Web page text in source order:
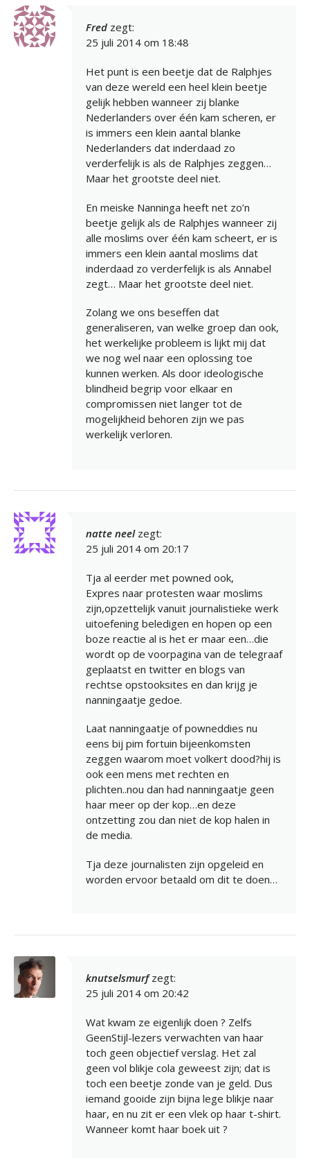
Fred zegt:
25 juli 2014 om 18:48
Het punt is een beetje dat de Ralphjes
van deze wereld een heel klein beetje
gelijk hebben wanneer zij blanke
Nederlanders over één kam scheren, er
is immers een klein aantal blanke
Nederlanders dat inderdaad zo
verderfelijk is als de Ralphjes zeggen…
Maar het grootste deel niet.
En meiske Nanninga heeft net zo’n
beetje gelijk als de Ralphjes wanneer zij
alle moslims over één kam scheert, er is
immers een klein aantal moslims dat
inderdaad zo verderfelijk is als Annabel
zegt… Maar het grootste deel niet.
Zolang we ons beseffen dat
generaliseren, van welke groep dan ook,
het werkelijke probleem is lijkt mij dat
we nog wel naar een oplossing toe
kunnen werken. Als door ideologische
blindheid begrip voor elkaar en
compromissen niet langer tot de
mogelijkheid behoren zijn we pas
werkelijk verloren.
natte neel zegt:
25 juli 2014 om 20:17
Tja al eerder met powned ook,
Expres naar protesten waar moslims
zijn,opzettelijk vanuit journalistieke werk
uitoefening beledigen en hopen op een
boze reactie al is het er maar een…die
wordt op de voorpagina van de telegraaf
geplaatst en twitter en blogs van
rechtse opstooksites en dan krijg je
nanningaatje gedoe.
Laat nanningaatje of powneddies nu
eens bij pim fortuin bijeenkomsten
zeggen waarom moet volkert dood?hij is
ook een mens met rechten en
plichten..nou dan had nanningaatje geen
haar meer op der kop…en deze
ontzetting zou dan niet de kop halen in
de media.
Tja deze journalisten zijn opgeleid en
worden ervoor betaald om dit te doen…
knutselsmurf zegt:
25 juli 2014 om 20:42
Wat kwam ze eigenlijk doen ? Zelfs
GeenStijl-lezers verwachten van haar
toch geen objectief verslag. Het zal
geen vol blikje cola geweest zijn; dat is
toch een beetje zonde van je geld. Dus
iemand gooide zijn bijna lege blikje naar
haar, en nu zit er een vlek op haar t-shirt.
Wanneer komt haar boek uit ?